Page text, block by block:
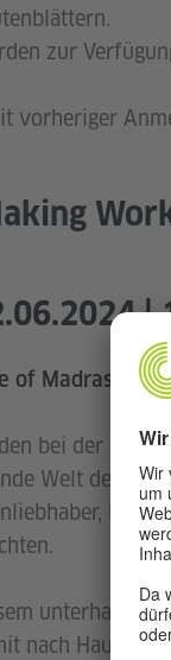
zur
vorheriger
of Madras
bei der
Welt der
nach Hause!